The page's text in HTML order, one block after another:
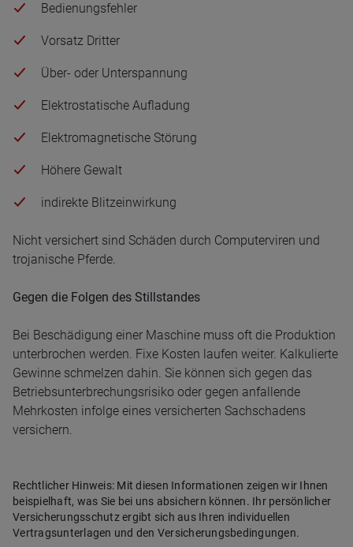
Bedienungsfehler
Vorsatz Dritter
Über- oder Unterspannung
Elektrostatische Aufladung
Elektromagnetische Störung
Höhere Gewalt
indirekte Blitzeinwirkung
Nicht versichert sind Schäden durch Computerviren und
trojanische Pferde.
Gegen die Folgen des Stillstandes
Bei Beschädigung einer Maschine muss oft die Produktion
unterbrochen werden. Fixe Kosten laufen weiter. Kalkulierte
Gewinne schmelzen dahin. Sie können sich gegen das
Betriebsunterbrechungsrisiko oder gegen anfallende
Mehrkosten infolge eines versicherten Sachschadens
versichern.
Rechtlicher Hinweis: Mit diesen Informationen zeigen wir Ihnen
beispielhaft, was Sie bei uns absichern können. Ihr persönlicher
Versicherungsschutz ergibt sich aus Ihren individuellen
Vertragsunterlagen und den Versicherungsbedingungen.